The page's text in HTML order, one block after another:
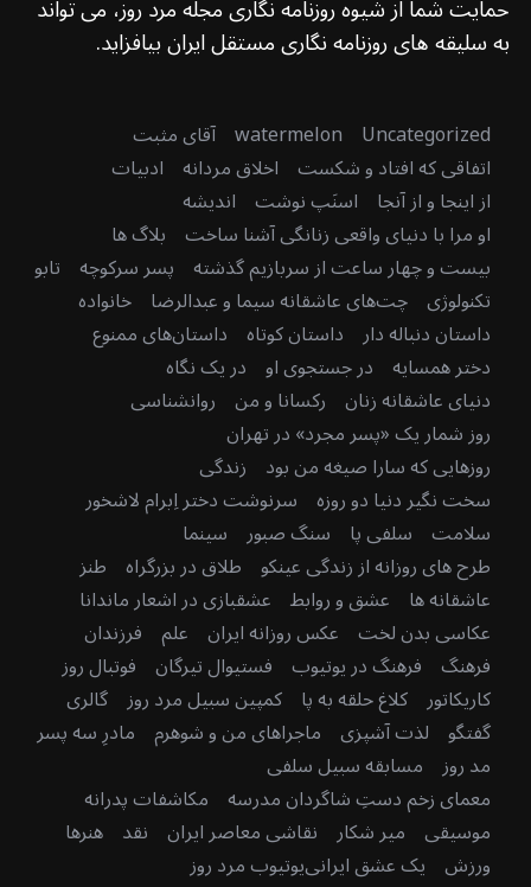
به سلیقه های روزنامه نگاری مستقل ایران بیافزاید.
Uncategorized
watermelon آقای مثبت
اتفاقی که افتاد و شکست اخلاق مردانه ادبیات
از اینجا و از آنجا اسنَپ نوشت اندیشه
او مرا با دنیای واقعی زنانگی آشنا ساخت بلاگ ها
بیست و چهار ساعت از سربازیم گذشته پسر سرکوچه تابو
تکنولوژی چت‌های عاشقانه سیما و عبدالرضا خانواده
داستان دنباله دار داستان کوتاه داستان‌های ممنوع
دختر همسایه در جستجوی او در یک نگاه
دنیای عاشقانه زنان رکسانا و من روانشناسی
روز شمار یک «پسر مجرد» در تهران
روزهایی که سارا صیغه من بود زندگی
سخت نگیر دنیا دو روزه سرنوشت دختر اِبرام لاشخور
سلامت سلفی پا سنگ صبور سینما
طرح های روزانه از زندگی عینکو طلاق در بزرگراه طنز
عاشقانه ها عشق و روابط عشقبازی در اشعار ماندانا
عکاسی بدن لخت عکس روزانه ایران علم فرزندان
فرهنگ فرهنگ در یوتیوب فستیوال تیرگان فوتبال روز
کاریکاتور کلاغ حلقه به پا کمپین سبیل مرد روز گالری
گفتگو لذت آشپزی ماجراهای من و شوهرم مادرِ سه پسر
مد روز مسابقه سبیل سلفی
معمای زخم دستِ شاگردان مدرسه مکاشفات پدرانه
موسیقی میر شکار نقاشی معاصر ایران نقد هنرها
ورزش یک عشق ایرانییوتیوب مرد روز